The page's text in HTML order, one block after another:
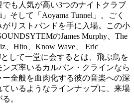
も人気が高い3つのナイトクラブ
」そして「Aoyama Tunnel」。ごく
リストバンドを手に入場。この小
のJames Murphy、The
、Hito、Know Wave、 Eric
として一堂に会するとは、飛ぶ鳥を
ズ率いるカルバン・クラインなら
全般を血肉化する彼の音楽への深
いるようなラインナップに、来場
。